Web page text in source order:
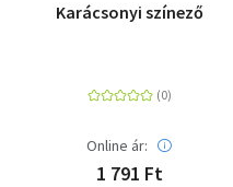
Karácsonyi színező
Online ár:
1 791 Ft